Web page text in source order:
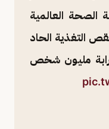
الصحة العالمية
التغذية الحاد
مليون شخص